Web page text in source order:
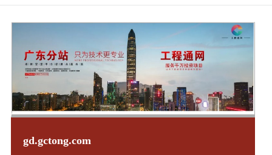
gd.gctong.com